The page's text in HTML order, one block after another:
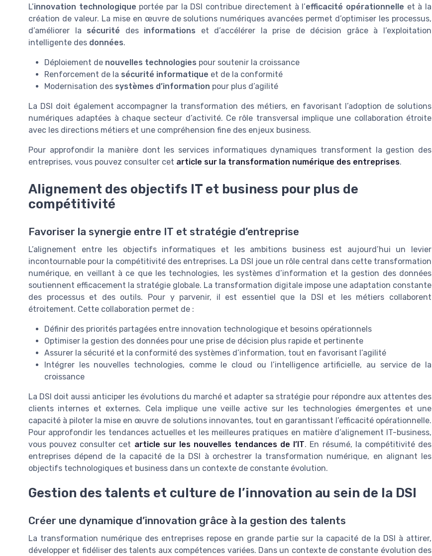
L’innovation technologique portée par la DSI contribue directement à l’efficacité opérationnelle et à la
création de valeur. La mise en œuvre de solutions numériques avancées permet d’optimiser les processus,
d’améliorer la sécurité des informations et d’accélérer la prise de décision grâce à l’exploitation
intelligente des données.
Déploiement de nouvelles technologies pour soutenir la croissance
Renforcement de la sécurité informatique et de la conformité
Modernisation des systèmes d’information pour plus d’agilité
La DSI doit également accompagner la transformation des métiers, en favorisant l’adoption de solutions
numériques adaptées à chaque secteur d’activité. Ce rôle transversal implique une collaboration étroite
avec les directions métiers et une compréhension fine des enjeux business.
Pour approfondir la manière dont les services informatiques dynamiques transforment la gestion des
entreprises, vous pouvez consulter cet article sur la transformation numérique des entreprises.
Alignement des objectifs IT et business pour plus de
compétitivité
Favoriser la synergie entre IT et stratégie d’entreprise
L’alignement entre les objectifs informatiques et les ambitions business est aujourd’hui un levier
incontournable pour la compétitivité des entreprises. La DSI joue un rôle central dans cette transformation
numérique, en veillant à ce que les technologies, les systèmes d’information et la gestion des données
soutiennent efficacement la stratégie globale. La transformation digitale impose une adaptation constante
des processus et des outils. Pour y parvenir, il est essentiel que la DSI et les métiers collaborent
étroitement. Cette collaboration permet de :
Définir des priorités partagées entre innovation technologique et besoins opérationnels
Optimiser la gestion des données pour une prise de décision plus rapide et pertinente
Assurer la sécurité et la conformité des systèmes d’information, tout en favorisant l’agilité
Intégrer les nouvelles technologies, comme le cloud ou l’intelligence artificielle, au service de la
croissance
La DSI doit aussi anticiper les évolutions du marché et adapter sa stratégie pour répondre aux attentes des
clients internes et externes. Cela implique une veille active sur les technologies émergentes et une
capacité à piloter la mise en œuvre de solutions innovantes, tout en garantissant l’efficacité opérationnelle.
Pour approfondir les tendances actuelles et les meilleures pratiques en matière d’alignement IT-business,
vous pouvez consulter cet article sur les nouvelles tendances de l’IT. En résumé, la compétitivité des
entreprises dépend de la capacité de la DSI à orchestrer la transformation numérique, en alignant les
objectifs technologiques et business dans un contexte de constante évolution.
Gestion des talents et culture de l’innovation au sein de la DSI
Créer une dynamique d’innovation grâce à la gestion des talents
La transformation numérique des entreprises repose en grande partie sur la capacité de la DSI à attirer,
développer et fidéliser des talents aux compétences variées. Dans un contexte de constante évolution des